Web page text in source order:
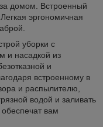
домом. Встроенный
эргономичная
уборки с
и насадкой из
и
встроенному в
и распылителю,
водой и заливать
вам